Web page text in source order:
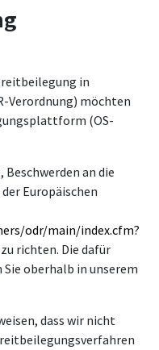
in
Verordnung) möchten
(OS-
an die
Europäischen
odr/main/index.cfm?
zu richten. Die dafür
oberhalb in unserem
dass wir nicht